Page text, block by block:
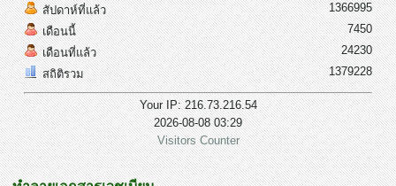
สัปดาห์ที่แล้ว
เดือนนี้
เดือนที่แล้ว
สถิติรวม
1366995
7450
24230
1379228
Your IP: 216.73.216.54
2026-08-08 03:29
Visitors Counter